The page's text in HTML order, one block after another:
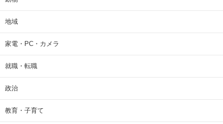
地域
家電・PC・カメラ
就職・転職
政治
教育・子育て